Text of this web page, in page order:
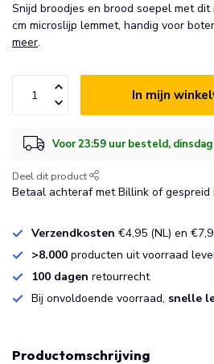
Snijd broodjes en brood soepel met
cm microslijp lemmet, handig voor
meer.
In mijn
Voor 23:59 uur besteld, dinsdag
Deel dit product
Betaal achteraf met Billink of gespreid
Verzendkosten €4,95 (NL) en
>8.000 producten uit voorraad
100 dagen retourrecht
Bij onvoldoende voorraad, snelle
Productomschrijving